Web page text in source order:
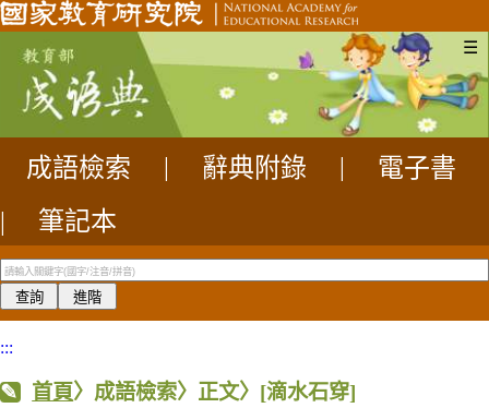
☰
成語檢索 辭典附錄
電子書
|
筆記本
:::
首頁〉成語檢索〉正文〉 [滴水石穿]